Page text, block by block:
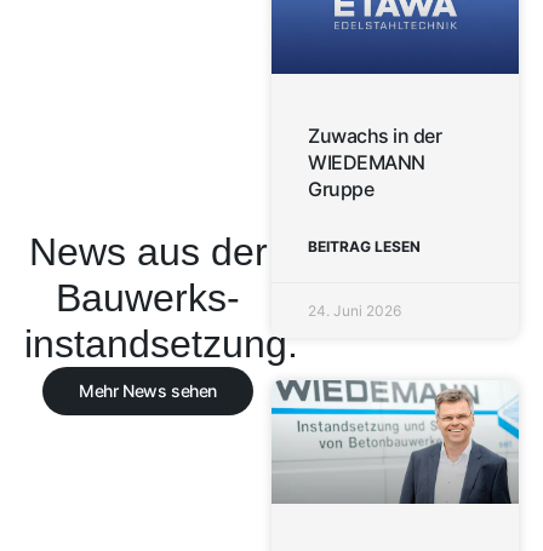
News aus der
Bauwerks­
instandsetzung.
Mehr News sehen
Zuwachs in der
WIEDEMANN
Gruppe
BEITRAG LESEN
24. Juni 2026